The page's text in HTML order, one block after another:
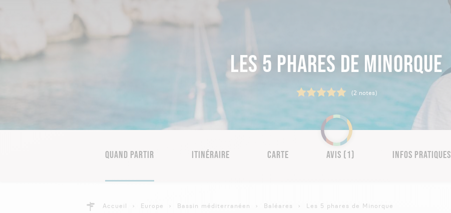
LES 5 PHARES DE MINORQUE
(2 notes)
QUAND PARTIR ITINÉRAIRE CARTE AVIS (1) INFOS PRATIQUES
Accueil Europe Bassin méditerranéen Baléares Les 5 phares de Minorque